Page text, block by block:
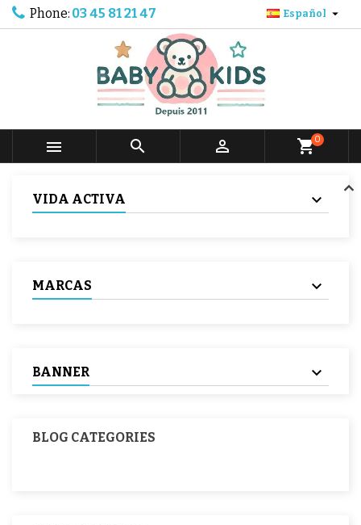
Phone: 03 45 81 21 47 Español 
   shopping_cart0
VIDA ACTIVA
MARCAS
BANNER
BLOG CATEGORIES